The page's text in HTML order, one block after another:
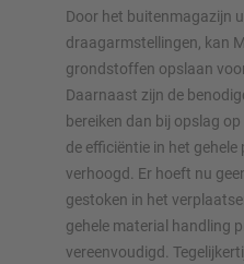
Door het buitenmagazijn
draagarmstellingen, kan
grondstoffen opslaan
Daarnaast zijn de
bereiken dan bij opslag
de efficiëntie in het
verhoogd. Er hoeft nu
gestoken in het
gehele material handling
vereenvoudigd.